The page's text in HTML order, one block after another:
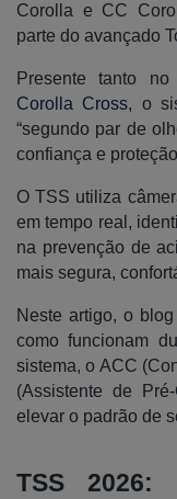
Corolla e CC
parte do avançado
Presente tanto
Corolla Cross, o
“segundo par de
confiança e
O TSS utiliza
em tempo real,
na prevenção de
mais segura,
Neste artigo, o
como funcionam
sistema, o ACC
(Assistente de
elevar o padrão de
TSS 2026: